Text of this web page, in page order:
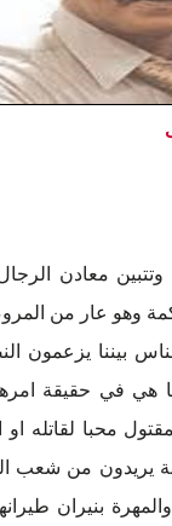
معادن
وهو عار من
بيننا
هي في حقيقة
محبا لقاتله
يريدون من شعب
بنيران